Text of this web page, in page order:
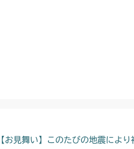
【お見舞い】このたびの地震によ